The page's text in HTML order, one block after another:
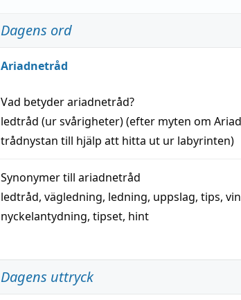
Dagens ord
Ariadnetråd
Vad betyderariadnetråd?
ledtråd (ur svårigheter) (efter myten om
trådnystan till hjälp att hitta ut ur labyrinten)
Synonymer till ariadnetråd
ledtråd, vägledning, ledning, uppslag, tips,
nyckelantydning, tipset, hint
Dagens uttryck